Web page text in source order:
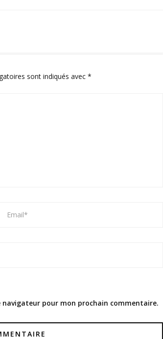
sont indiqués avec *
pour mon prochain commentaire.